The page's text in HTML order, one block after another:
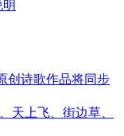
创诗歌作品将同步
天上飞、街边草、